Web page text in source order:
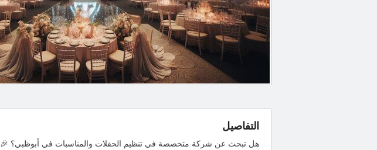
التفاصيل
هل تبحث عن شركة متخصصة في تنظيم الحفلات والمناسبات في أبوظبي؟ 🎉